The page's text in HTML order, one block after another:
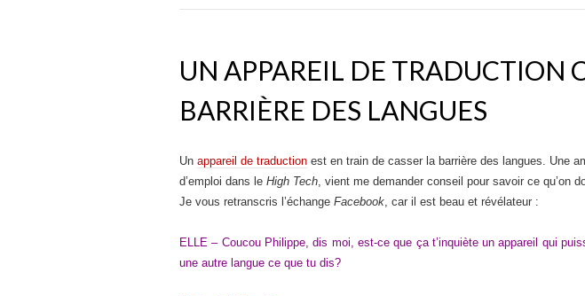
UN APPAREIL DE TRADUCTION
BARRIÈRE DES LANGUES
Un appareil de traduction est en train de casser la barrière des langues. Une
d’emploi dans le High Tech, vient me demander conseil pour savoir ce qu’on
Je vous retranscris l’échange Facebook, car il est beau et révélateur :
ELLE – Coucou Philippe, dis moi, est-ce que ça t’inquiète un appareil qui
une autre langue ce que tu dis?